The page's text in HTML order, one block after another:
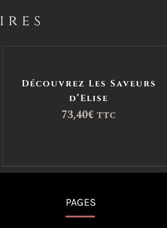
Découvrez Les Saveurs
d’Elise
73,40€ TTC
PAGES